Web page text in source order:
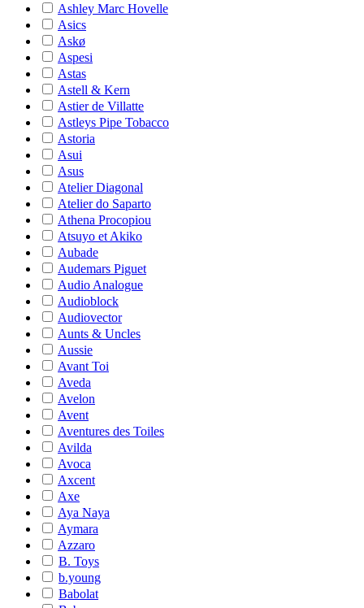
Ashley Marc Hovelle
Asics
Askø
Aspesi
Astas
Astell & Kern
Astier de Villatte
Astleys Pipe Tobacco
Astoria
Asui
Asus
Atelier Diagonal
Atelier do Saparto
Athena Procopiou
Atsuyo et Akiko
Aubade
Audemars Piguet
Audio Analogue
Audioblock
Audiovector
Aunts & Uncles
Aussie
Avant Toi
Aveda
Avelon
Avent
Aventures des Toiles
Avilda
Avoca
Axcent
Axe
Aya Naya
Aymara
Azzaro
B. Toys
b.young
Babolat